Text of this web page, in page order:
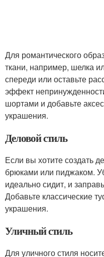
Для романтического
ткани, например, шелка
спереди или оставьте
эффект
шортами и добавьте
украшения.
Деловой стиль
Если вы хотите создать
брюками или пиджаком.
идеально сидит, и
Добавьте классические
украшения.
Уличный стиль
Для уличного стиля